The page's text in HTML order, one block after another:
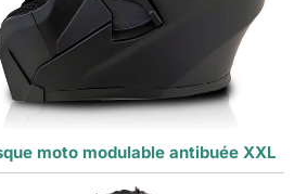
moto modulable antibuée XXL